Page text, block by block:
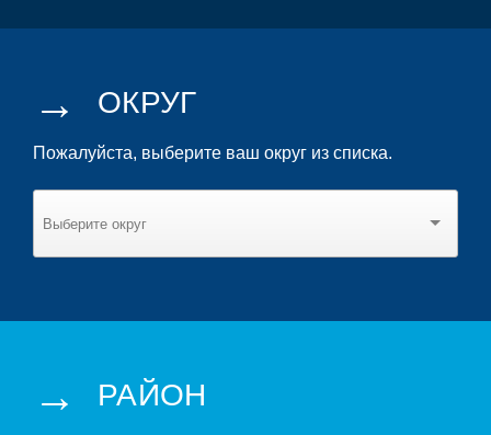
→ ОКРУГ
Пожалуйста, выберите ваш округ из списка.
→ РАЙОН